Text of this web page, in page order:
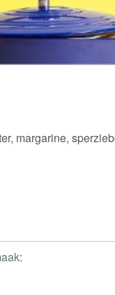
margarine,
: